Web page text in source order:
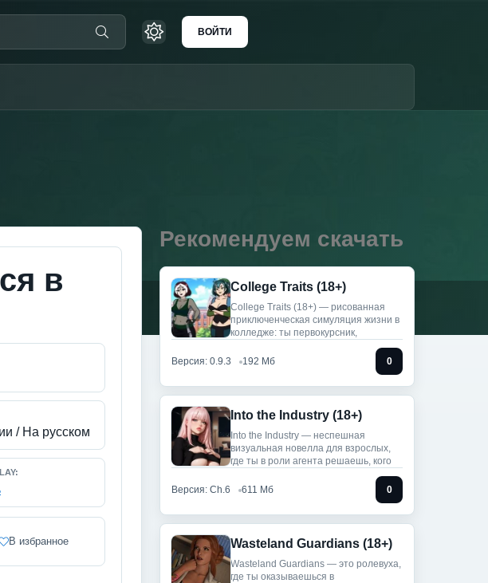
ВОЙТИ
в
/ На русском
В избранное
Рекомендуем скачать
College Traits (18+)
College Traits (18+) — рисованная
приключенческая симуляция жизни в
колледже: ты первокурсник,
Версия: 0.9.3 192 Мб 0
Into the Industry (18+)
Into the Industry — неспешная
визуальная новелла для взрослых,
где ты в роли агента решаешь, кого
Версия: Ch.6 611 Мб 0
Wasteland Guardians (18+)
Wasteland Guardians — это ролевуха,
где ты оказываешься в